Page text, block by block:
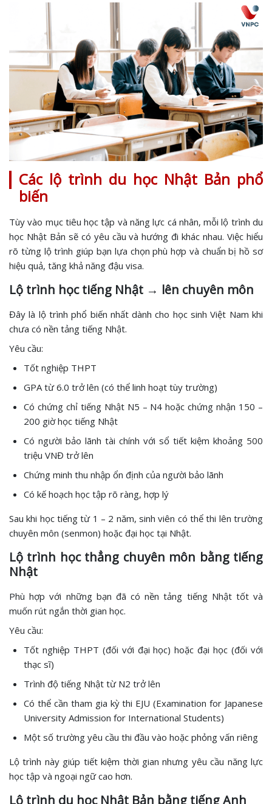
Các lộ trình du học Nhật Bản phổ
biến
Tùy vào mục tiêu học tập và năng lực cá nhân, mỗi lộ trình du
học Nhật Bản sẽ có yêu cầu và hướng đi khác nhau. Việc hiểu
rõ từng lộ trình giúp bạn lựa chọn phù hợp và chuẩn bị hồ sơ
hiệu quả, tăng khả năng đậu visa.
Lộ trình học tiếng Nhật → lên chuyên môn
Đây là lộ trình phổ biến nhất dành cho học sinh Việt Nam khi
chưa có nền tảng tiếng Nhật.
Yêu cầu:
Tốt nghiệp THPT
GPA từ 6.0 trở lên (có thể linh hoạt tùy trường)
Có chứng chỉ tiếng Nhật N5 – N4 hoặc chứng nhận 150 –
200 giờ học tiếng Nhật
Có người bảo lãnh tài chính với sổ tiết kiệm khoảng 500
triệu VNĐ trở lên
Chứng minh thu nhập ổn định của người bảo lãnh
Có kế hoạch học tập rõ ràng, hợp lý
Sau khi học tiếng từ 1 – 2 năm, sinh viên có thể thi lên trường
chuyên môn (senmon) hoặc đại học tại Nhật.
Lộ trình học thẳng chuyên môn bằng tiếng
Nhật
Phù hợp với những bạn đã có nền tảng tiếng Nhật tốt và
muốn rút ngắn thời gian học.
Yêu cầu:
Tốt nghiệp THPT (đối với đại học) hoặc đại học (đối với
thạc sĩ)
Trình độ tiếng Nhật từ N2 trở lên
Có thể cần tham gia kỳ thi EJU (Examination for Japanese
University Admission for International Students)
Một số trường yêu cầu thi đầu vào hoặc phỏng vấn riêng
Lộ trình này giúp tiết kiệm thời gian nhưng yêu cầu năng lực
học tập và ngoại ngữ cao hơn.
Lộ trình du học Nhật Bản bằng tiếng Anh